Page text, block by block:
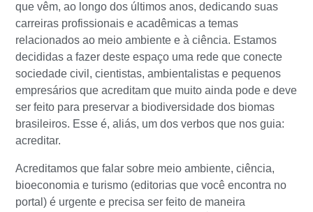
que vêm, ao longo dos últimos anos, dedicando suas
carreiras profissionais e acadêmicas a temas
relacionados ao meio ambiente e à ciência. Estamos
decididas a fazer deste espaço uma rede que conecte
sociedade civil, cientistas, ambientalistas e pequenos
empresários que acreditam que muito ainda pode e deve
ser feito para preservar a biodiversidade dos biomas
brasileiros. Esse é, aliás, um dos verbos que nos guia:
acreditar.
Acreditamos que falar sobre meio ambiente, ciência,
bioeconomia e turismo (editorias que você encontra no
portal) é urgente e precisa ser feito de maneira